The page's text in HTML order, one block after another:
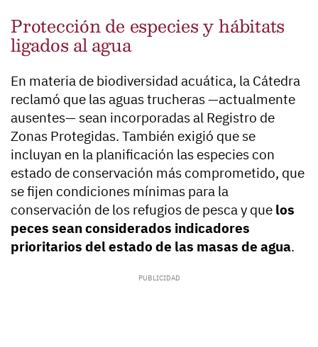
Protección de especies y hábitats
ligados al agua
En materia de biodiversidad acuática, la Cátedra
reclamó que las aguas trucheras —actualmente
ausentes— sean incorporadas al Registro de
Zonas Protegidas. También exigió que se
incluyan en la planificación las especies con
estado de conservación más comprometido, que
se fijen condiciones mínimas para la
conservación de los refugios de pesca y que los
peces sean considerados indicadores
prioritarios del estado de las masas de agua.